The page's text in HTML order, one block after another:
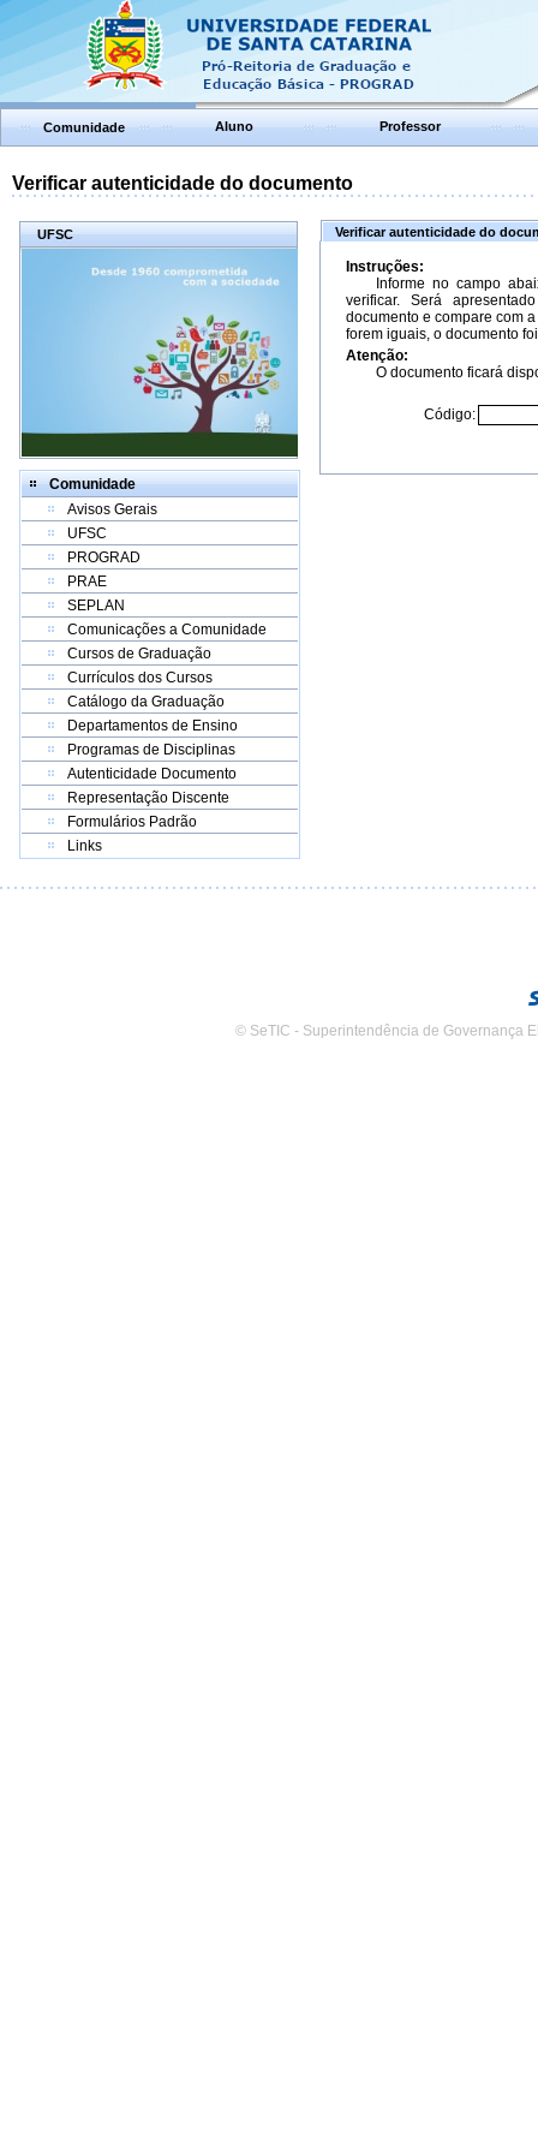
Comunidade Aluno Professor
Verificar autenticidade do documento
UFSC
Comunidade
Avisos Gerais
UFSC
PROGRAD
PRAE
SEPLAN
Comunicações a Comunidade
Cursos de Graduação
Currículos dos Cursos
Catálogo da Graduação
Departamentos de Ensino
Programas de Disciplinas
Autenticidade Documento
Representação Discente
Formulários Padrão
Links
Verificar autenticidade do
Instruções:
Informe no campo
verificar. Será
documento e compare com
forem iguais, o documento
Atenção:
O documento ficará
Código:
© SeTIC - Superintendência de Governança